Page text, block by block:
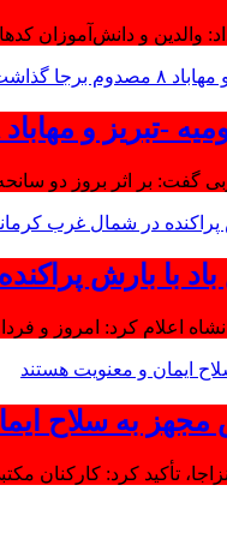
والدین و دانش‌آموزان
۸ مصدوم برجا گذاشت
بر اثر بروز دو سانحه تصادف
با بارش
اعلام کرد: امروز و
مجهز به سلاح